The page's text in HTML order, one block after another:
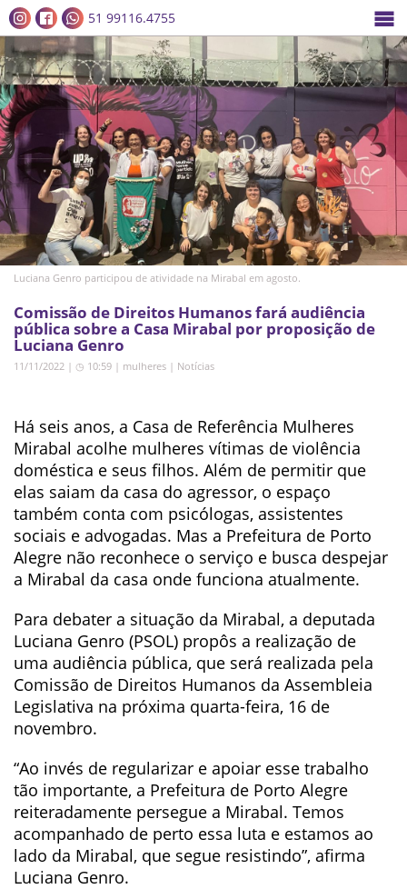
51 99116.4755
Luciana Genro participou de atividade na Mirabal em agosto.
Comissão de Direitos Humanos fará audiência
pública sobre a Casa Mirabal por proposição de
Luciana Genro
11/11/2022 | ◷ 10:59 | mulheres | Notícias
Há seis anos, a Casa de Referência Mulheres
Mirabal acolhe mulheres vítimas de violência
doméstica e seus filhos. Além de permitir que
elas saiam da casa do agressor, o espaço
também conta com psicólogas, assistentes
sociais e advogadas. Mas a Prefeitura de Porto
Alegre não reconhece o serviço e busca despejar
a Mirabal da casa onde funciona atualmente.
Para debater a situação da Mirabal, a deputada
Luciana Genro (PSOL) propôs a realização de
uma audiência pública, que será realizada pela
Comissão de Direitos Humanos da Assembleia
Legislativa na próxima quarta-feira, 16 de
novembro.
“Ao invés de regularizar e apoiar esse trabalho
tão importante, a Prefeitura de Porto Alegre
reiteradamente persegue a Mirabal. Temos
acompanhado de perto essa luta e estamos ao
lado da Mirabal, que segue resistindo”, afirma
Luciana Genro.